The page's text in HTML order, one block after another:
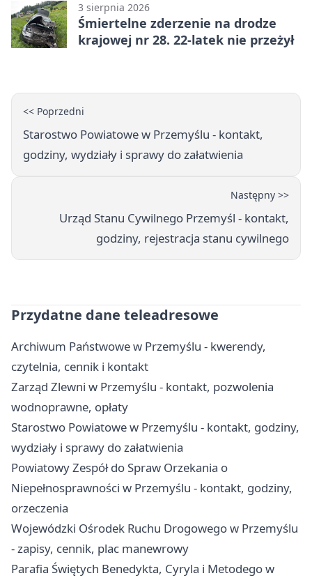
3 sierpnia 2026
Śmiertelne zderzenie na drodze
krajowej nr 28. 22-latek nie przeżył
<< Poprzedni
Starostwo Powiatowe w Przemyślu - kontakt,
godziny, wydziały i sprawy do załatwienia
Następny >>
Urząd Stanu Cywilnego Przemyśl - kontakt,
godziny, rejestracja stanu cywilnego
Przydatne dane teleadresowe
Archiwum Państwowe w Przemyślu - kwerendy,
czytelnia, cennik i kontakt
Zarząd Zlewni w Przemyślu - kontakt, pozwolenia
wodnoprawne, opłaty
Starostwo Powiatowe w Przemyślu - kontakt, godziny,
wydziały i sprawy do załatwienia
Powiatowy Zespół do Spraw Orzekania o
Niepełnosprawności w Przemyślu - kontakt, godziny,
orzeczenia
Wojewódzki Ośrodek Ruchu Drogowego w Przemyślu
- zapisy, cennik, plac manewrowy
Parafia Świętych Benedykta, Cyryla i Metodego w